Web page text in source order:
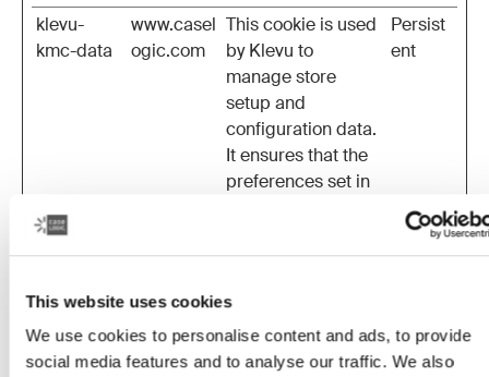
This website uses cookies
We use cookies to personalise content and ads, to provide
social media features and to analyse our traffic. We also
klevu-
kmc-data
www.casel
ogic.com
This cookie is used
by Klevu to
manage store
setup and
configuration data.
It ensures that the
preferences set in
accurately
store's
configuration and
functionality.
Persist
ent